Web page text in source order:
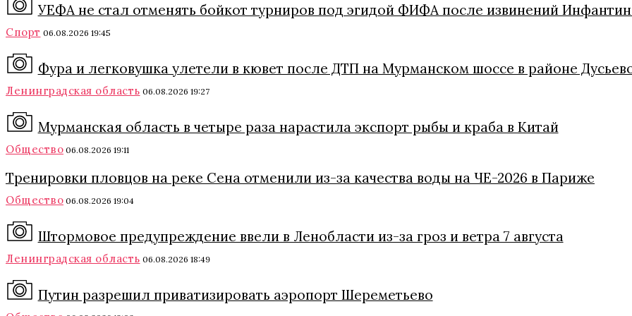
УЕФА не стал отменять бойкот турниров под эгидой ФИФА после извинений
Спорт 06.08.2026 19:45
Фура и легковушка улетели в кювет после ДТП на Мурманском шоссе в районе
Ленинградская область 06.08.2026 19:27
Мурманская область в четыре раза нарастила экспорт рыбы и краба в Китай
Общество 06.08.2026 19:11
Тренировки пловцов на реке Сена отменили из-за качества воды на ЧЕ-2026 в Париже
Общество 06.08.2026 19:04
Штормовое предупреждение ввели в Ленобласти из-за гроз и ветра 7 августа
Ленинградская область 06.08.2026 18:49
Путин разрешил приватизировать аэропорт Шереметьево